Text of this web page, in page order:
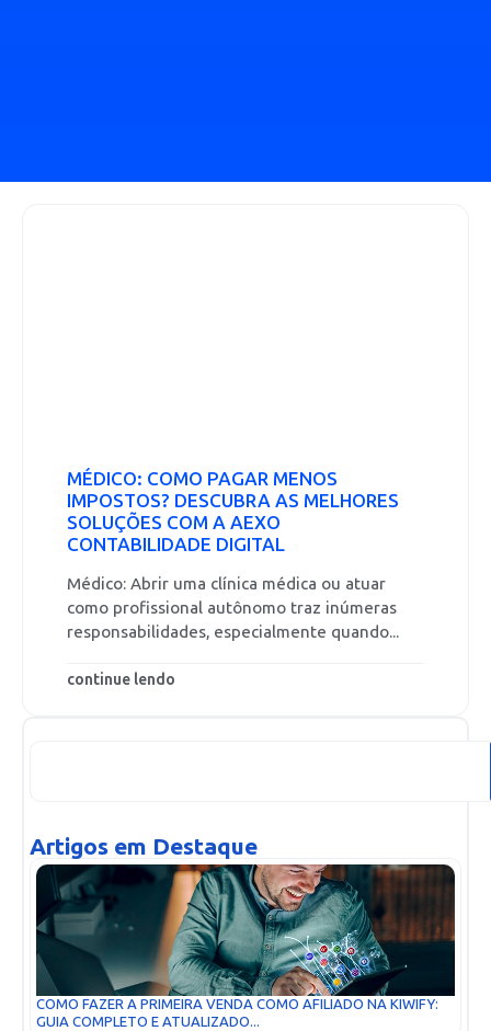
MÉDICO: COMO PAGAR MENOS
IMPOSTOS? DESCUBRA AS MELHORES
SOLUÇÕES COM A AEXO
CONTABILIDADE DIGITAL
Médico: Abrir uma clínica médica ou atuar
como profissional autônomo traz inúmeras
responsabilidades, especialmente quando...
continue lendo
Artigos em Destaque
COMO FAZER A PRIMEIRA VENDA COMO AFILIADO NA KIWIFY:
GUIA COMPLETO E ATUALIZADO...